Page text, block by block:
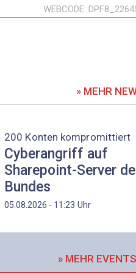
WEBCODE
» MEHR
200 Konten kompromittiert
Cyberangriff auf
Sharepoint-Server
Bundes
05.08.2026 - 11:23 Uhr
» MEHR EVENTS